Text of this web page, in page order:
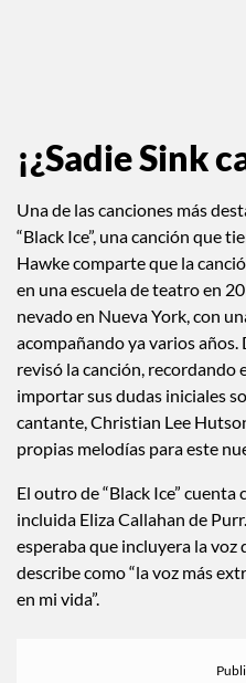
¡¿Sadie Sink
Una de las canciones más
“Black Ice”, una canción que
Hawke comparte que la
en una escuela de teatro en
nevado en Nueva York, con
acompañando ya varios
revisó la canción, recordando
importar sus dudas iniciales
cantante, Christian Lee
propias melodías para este
El outro de “Black Ice” cuenta
incluida Eliza Callahan de
esperaba que incluyera la voz
describe como “la voz más
en mi vida”.